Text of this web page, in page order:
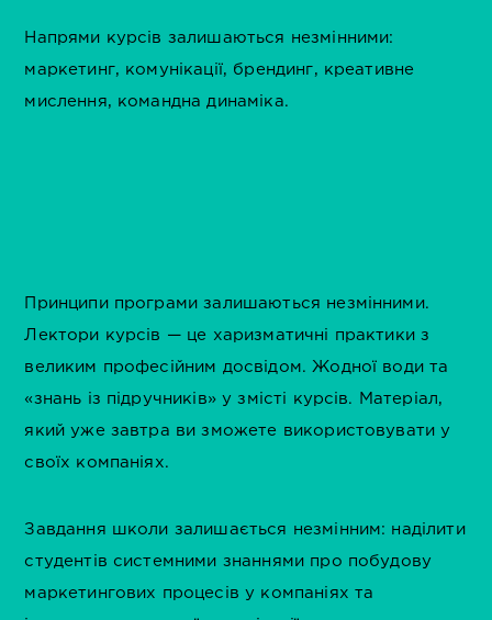
Напрями курсів залишаються незмінними:
маркетинг, комунікації, брендинг, креативне
мислення, командна динаміка.
Принципи програми залишаються незмінними.
Лектори курсів — це харизматичні практики з
великим професійним досвідом. Жодної води та
«знань із підручників» у змісті курсів. Матеріал,
який уже завтра ви зможете використовувати у
своїх компаніях.
Завдання школи залишається незмінним: наділити
студентів системними знаннями про побудову
маркетингових процесів у компаніях та